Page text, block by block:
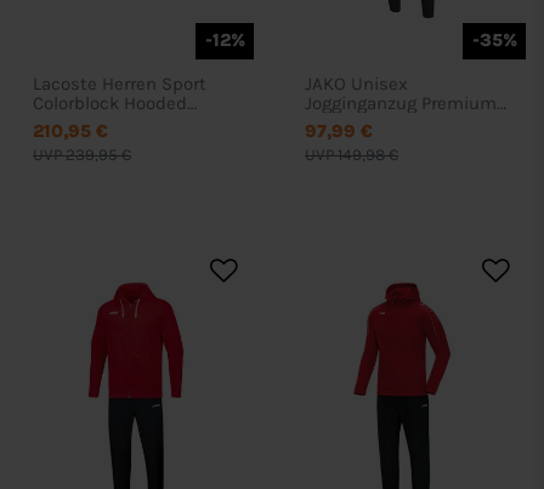
-12%
Lacoste Herren Sport
Colorblock Hooded
UVP 239,95 €
210,95 €
-35%
JAKO Unisex
Jogginganzug Premium
Basics mit Kapuze
UVP 149,98 €
97,99 €